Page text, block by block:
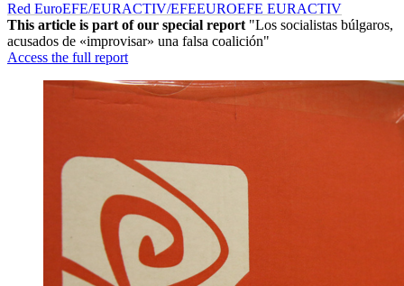
Red EuroEFE/EURACTIV/EFEEUROEFE EURACTIV
This article is part of our special report "Los socialistas búlgaros,
acusados de «improvisar» una falsa coalición"
Access the full report